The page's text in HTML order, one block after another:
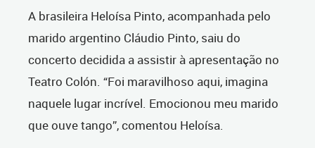
A brasileira Heloísa Pinto, acompanhada pelo
marido argentino Cláudio Pinto, saiu do
concerto decidida a assistir à apresentação no
Teatro Colón. “Foi maravilhoso aqui, imagina
naquele lugar incrível. Emocionou meu marido
que ouve tango”, comentou Heloísa.